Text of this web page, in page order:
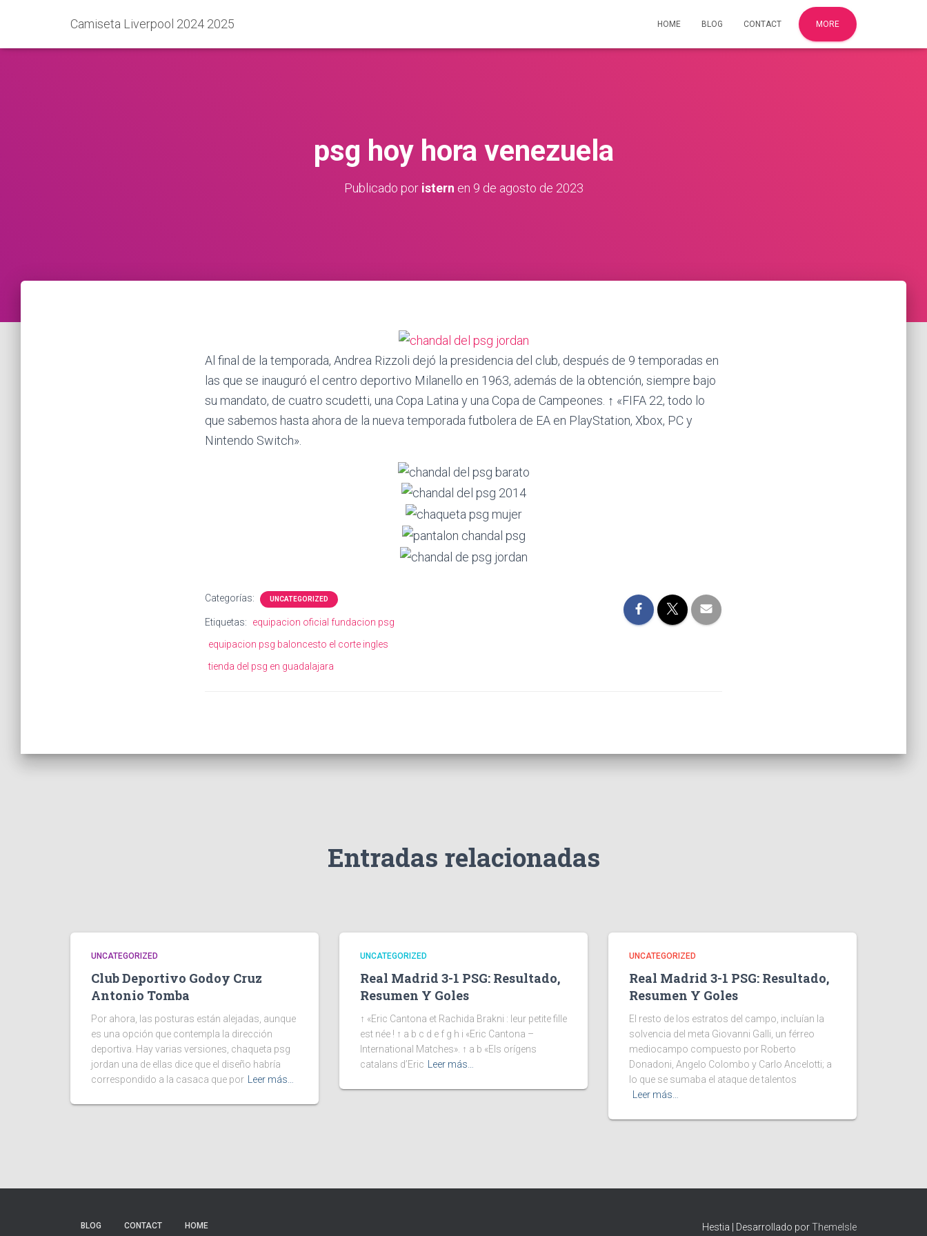
Camiseta Liverpool 2024 2025 HOME BLOG CONTACT MORE
psg hoy hora venezuela
Publicado por istern en 9 de agosto de 2023
Al final de la temporada, Andrea Rizzoli dejó la presidencia del club, después de 9 temporadas en
las que se inauguró el centro deportivo Milanello en 1963, además de la obtención, siempre bajo
su mandato, de cuatro scudetti, una Copa Latina y una Copa de Campeones. ↑ «FIFA 22, todo lo
que sabemos hasta ahora de la nueva temporada futbolera de EA en PlayStation, Xbox, PC y
Nintendo Switch».
Categorías: UNCATEGORIZED
Etiquetas:
equipacion oficial fundacion psg
equipacion psg baloncesto el corte ingles
tienda del psg en guadalajara
Entradas relacionadas
UNCATEGORIZED
Club Deportivo Godoy Cruz
Antonio Tomba
Por ahora, las posturas están alejadas, aunque
es una opción que contempla la dirección
deportiva. Hay varias versiones, chaqueta psg
jordan una de ellas dice que el diseño habría
correspondido a la casaca que por
Leer más…
UNCATEGORIZED
Real Madrid 3-1 PSG: Resultado,
Resumen Y Goles
↑ «Eric Cantona et Rachida Brakni : leur petite fille
est née ! ↑ a b c d e f g h i «Eric Cantona –
International Matches». ↑ a b «Els orígens
catalans d’Eric
Leer más…
UNCATEGORIZED
Real Madrid 3-1 PSG: Resultado,
Resumen Y Goles
El resto de los estratos del campo, incluían la
solvencia del meta Giovanni Galli, un férreo
mediocampo compuesto por Roberto
Donadoni, Angelo Colombo y Carlo Ancelotti; a
lo que se sumaba el ataque de talentos
Leer más…
BLOG CONTACT HOME Hestia | Desarrollado porThemeIsle